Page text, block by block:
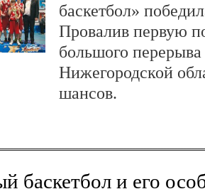
баскетбол»
Провалив первую
большого
Нижегородской
шансов.
баскетбол и его